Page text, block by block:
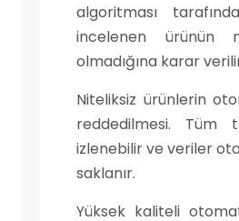
algoritması
incelenen ürünün
olmadığına karar
Niteliksiz ürünlerin
reddedilmesi. Tüm
izlenebilir ve veriler
saklanır.
Yüksek kaliteli